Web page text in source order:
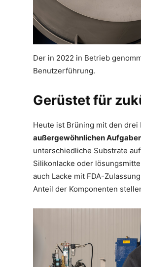
Der in 2022 in Betrieb
Benutzerführung.
Gerüstet für
Heute ist Brüning mit den drei
außergewöhnlichen
unterschiedliche Substrate
Silikonlacke oder
auch Lacke mit FDA-
Anteil der Komponenten